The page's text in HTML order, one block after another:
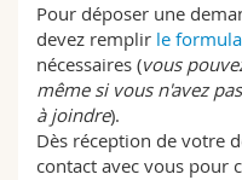
Pour déposer une
devez remplir le
nécessaires (vous
même si vous n'avez
à joindre).
Dès réception de votre
contact avec vous pour